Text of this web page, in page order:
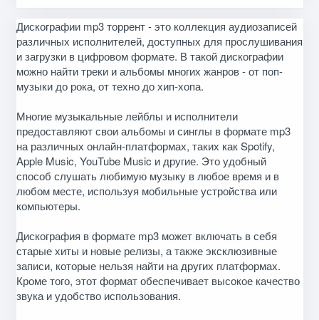
Дискографии mp3 торрент - это коллекция аудиозаписей
различных исполнителей, доступных для прослушивания
и загрузки в цифровом формате. В такой дискографии
можно найти треки и альбомы многих жанров - от поп-
музыки до рока, от техно до хип-хопа.
Многие музыкальные лейблы и исполнители
предоставляют свои альбомы и синглы в формате mp3
на различных онлайн-платформах, таких как Spotify,
Apple Music, YouTube Music и другие. Это удобный
способ слушать любимую музыку в любое время и в
любом месте, используя мобильные устройства или
компьютеры.
Дискография в формате mp3 может включать в себя
старые хиты и новые релизы, а также эксклюзивные
записи, которые нельзя найти на других платформах.
Кроме того, этот формат обеспечивает высокое качество
звука и удобство использования.